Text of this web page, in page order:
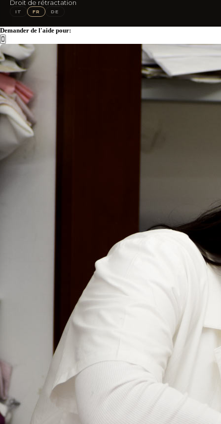
IG FB
Droit de rétractation
IT FR DE
Demander de l'aide pour: